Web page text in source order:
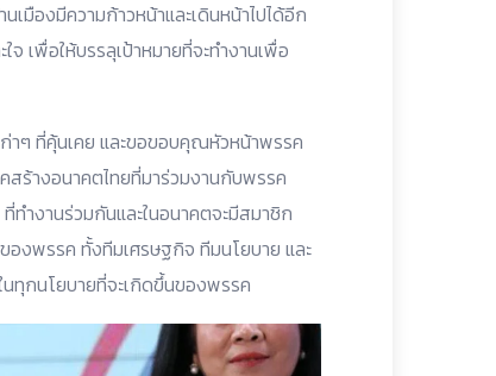
มืองมีความก้าวหน้าและเดินหน้าไปได้อีก
เพื่อให้บรรลุเป้าหมายที่จะทำงานเพื่อ
าๆ ที่คุ้นเคย และขอขอบคุณหัวหน้าพรรค
ร้างอนาคตไทยที่มาร่วมงานกับพรรค
ำงานร่วมกันและในอนาคตจะมีสมาชิก
องพรรค ทั้งทีมเศรษฐกิจ ทีมนโยบาย และ
ทุกนโยบายที่จะเกิดขึ้นของพรรค